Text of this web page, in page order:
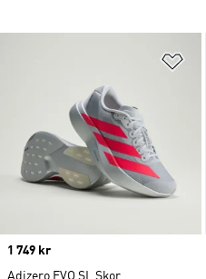
Price
1 749 kr
Adizero EVO SL Skor